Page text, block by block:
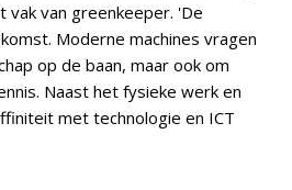
vak van greenkeeper. 'De
Moderne machines vragen
op de baan, maar ook om
Naast het fysieke werk en
met technologie en ICT